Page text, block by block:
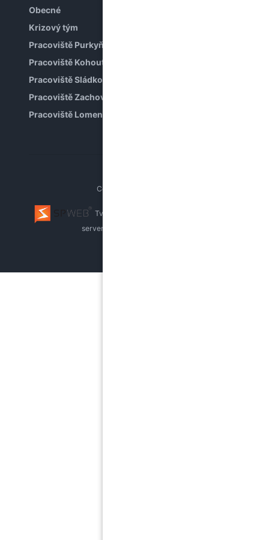
Obecné
Krizový tým
Pracoviště Purkyňova
Pracoviště Kohoutova
Pracoviště Sládkova
Pracoviště Zachova
Pracoviště Lomená
Copyright © PPP Brno
Tvorba webu Brno
serverů